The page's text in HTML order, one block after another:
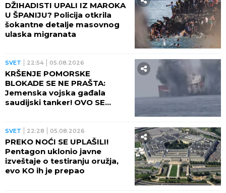
DŽIHADISTI UPALI IZ MAROKA
U ŠPANIJU? Policija otkrila
šokantne detalje masovnog
ulaska migranata
SVET 22:54 05.08.2026
KRŠENJE POMORSKE
BLOKADE SE NE PRAŠTA:
Jemenska vojska gađala
saudijski tanker! OVO SE
SVET 22:28 05.08.2026
PREKO NOĆI SE UPLAŠILI!
Pentagon uklonio javne
izveštaje o testiranju oružja,
evo KO ih je prepao